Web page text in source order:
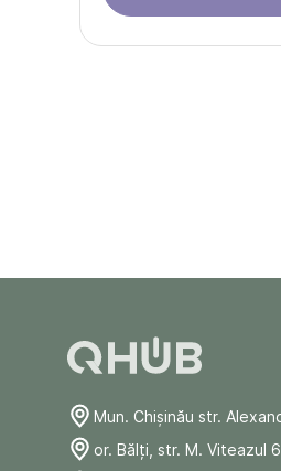
Mun. Chişinău str.
or. Bălți, str. M. Viteazul